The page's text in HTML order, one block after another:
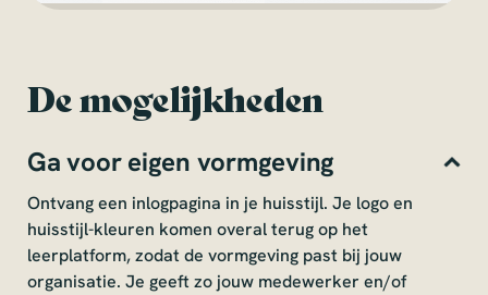
De mogelijkheden
Ga voor eigen vormgeving
Ontvang een inlogpagina in je huisstijl. Je logo en
huisstijl-kleuren komen overal terug op het
leerplatform, zodat de vormgeving past bij jouw
organisatie. Je geeft zo jouw medewerker en/of